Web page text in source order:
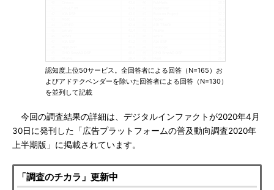
認知度上位50サービス。全回答者による回答（N=165）お
よびアドテクベンダーを除いた回答者による回答（N=130）
を並列して記載
今回の調査結果の詳細は、デジタルインファクトが2020年4月
30日に発刊した「広告プラットフォームの普及動向調査2020年
上半期版」に掲載されています。
「調査のチカラ」更新中